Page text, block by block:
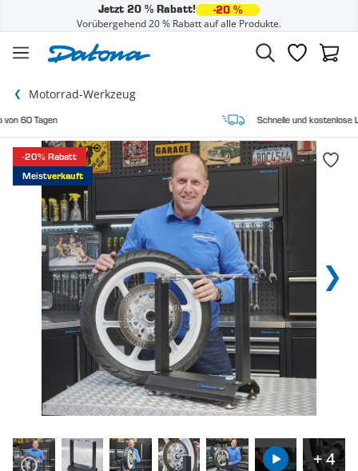
Jetzt 20 % Rabatt! -20 %
Vorübergehend 20 % Rabatt auf alle Produkte.
Motorrad-Werkzeug
Schnelle und kostenlose Lieferung
-20% Rabatt
Meistverkauft
+ 4